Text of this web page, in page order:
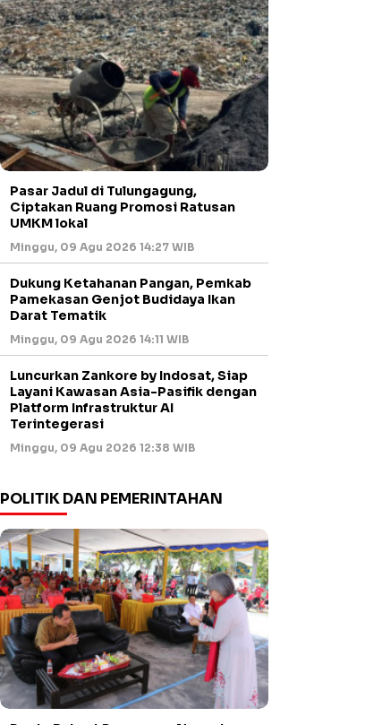
Pasar Jadul di Tulungagung,
Ciptakan Ruang Promosi Ratusan
UMKM lokal
Minggu, 09 Agu 2026 14:27 WIB
Dukung Ketahanan Pangan, Pemkab
Pamekasan Genjot Budidaya Ikan
Darat Tematik
Minggu, 09 Agu 2026 14:11 WIB
Luncurkan Zankore by Indosat, Siap
Layani Kawasan Asia-Pasifik dengan
Platform Infrastruktur AI
Terintegerasi
Minggu, 09 Agu 2026 12:38 WIB
POLITIK DAN PEMERINTAHAN